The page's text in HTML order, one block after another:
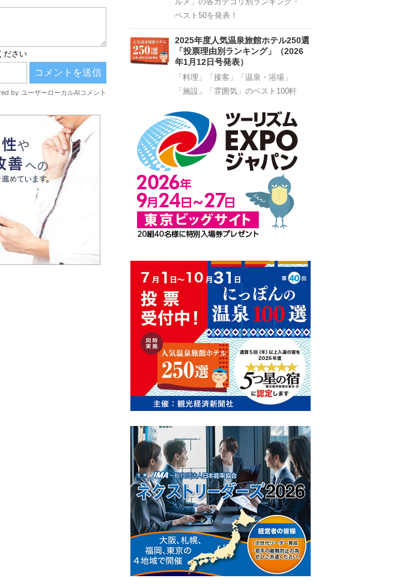
ベスト50を発表！
2025年度人気温泉旅館ホテル250選
「投票理由別ランキング」（2026
年1月12日号発表）
「料理」「接客」「温泉・浴場」
「施設」「雰囲気」のベスト100軒